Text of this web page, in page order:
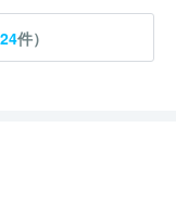
24件）